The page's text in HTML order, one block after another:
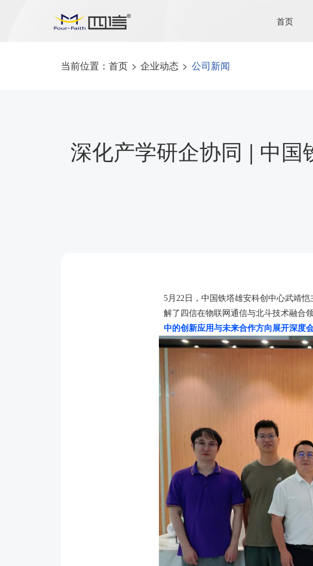
首页
当前位置： 首页 > 企业动态 > 公司新闻
深化产学研企协同 | 中
5月22日，中国铁塔雄安科创中心武靖
解了四信在物联网通信与北斗技术融合
中的创新应用与未来合作方向展开深度